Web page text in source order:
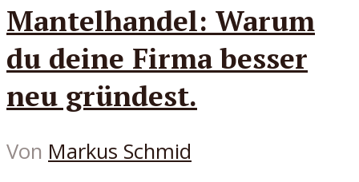
Mantelhandel: Warum
du deine Firma besser
neu gründest.
Von Markus Schmid